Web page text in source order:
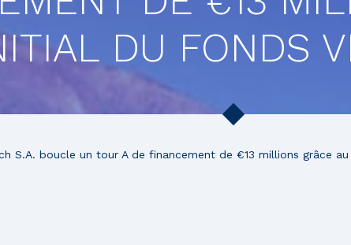
DU FONDS
S.A. boucle un tour A de financement de €13 millions grâce